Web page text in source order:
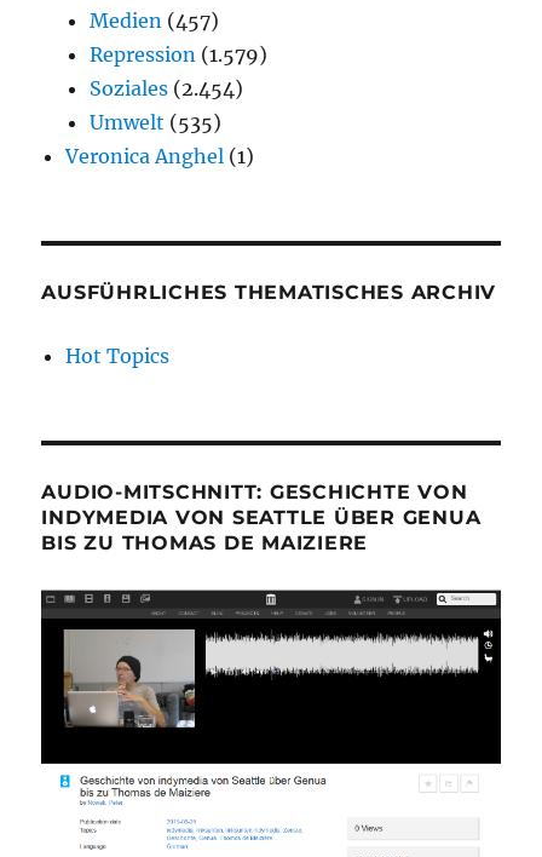
Medien (457)
Repression (1.579)
Soziales (2.454)
Umwelt (535)
Veronica Anghel (1)
AUSFÜHRLICHES THEMATISCHES ARCHIV
Hot Topics
AUDIO-MITSCHNITT: GESCHICHTE VON
INDYMEDIA VON SEATTLE ÜBER GENUA
BIS ZU THOMAS DE MAIZIERE